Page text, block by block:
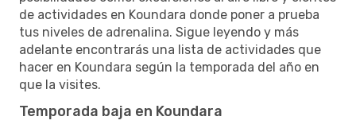
de actividades en Koundara donde poner a prueba
tus niveles de adrenalina. Sigue leyendo y más
adelante encontrarás una lista de actividades que
hacer en Koundara según la temporada del año en
que la visites.
Temporada baja en Koundara